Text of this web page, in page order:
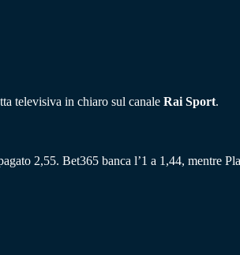
televisiva in chiaro sul canale Rai Sport.
2,55. Bet365 banca l’1 a 1,44, mentre